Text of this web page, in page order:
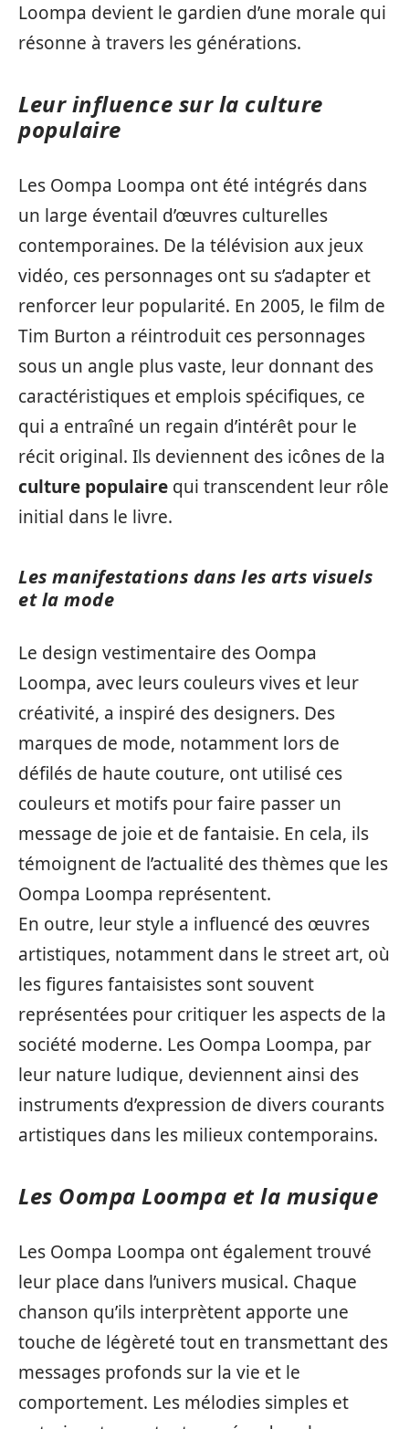
Loompa devient le gardien d’une morale qui
résonne à travers les générations.
Leur influence sur la culture
populaire
Les Oompa Loompa ont été intégrés dans
un large éventail d’œuvres culturelles
contemporaines. De la télévision aux jeux
vidéo, ces personnages ont su s’adapter et
renforcer leur popularité. En 2005, le film de
Tim Burton a réintroduit ces personnages
sous un angle plus vaste, leur donnant des
caractéristiques et emplois spécifiques, ce
qui a entraîné un regain d’intérêt pour le
récit original. Ils deviennent des icônes de la
culture populaire qui transcendent leur rôle
initial dans le livre.
Les manifestations dans les arts visuels
et la mode
Le design vestimentaire des Oompa
Loompa, avec leurs couleurs vives et leur
créativité, a inspiré des designers. Des
marques de mode, notamment lors de
défilés de haute couture, ont utilisé ces
couleurs et motifs pour faire passer un
message de joie et de fantaisie. En cela, ils
témoignent de l’actualité des thèmes que les
Oompa Loompa représentent.
En outre, leur style a influencé des œuvres
artistiques, notamment dans le street art, où
les figures fantaisistes sont souvent
représentées pour critiquer les aspects de la
société moderne. Les Oompa Loompa, par
leur nature ludique, deviennent ainsi des
instruments d’expression de divers courants
artistiques dans les milieux contemporains.
Les Oompa Loompa et la musique
Les Oompa Loompa ont également trouvé
leur place dans l’univers musical. Chaque
chanson qu’ils interprètent apporte une
touche de légèreté tout en transmettant des
messages profonds sur la vie et le
comportement. Les mélodies simples et